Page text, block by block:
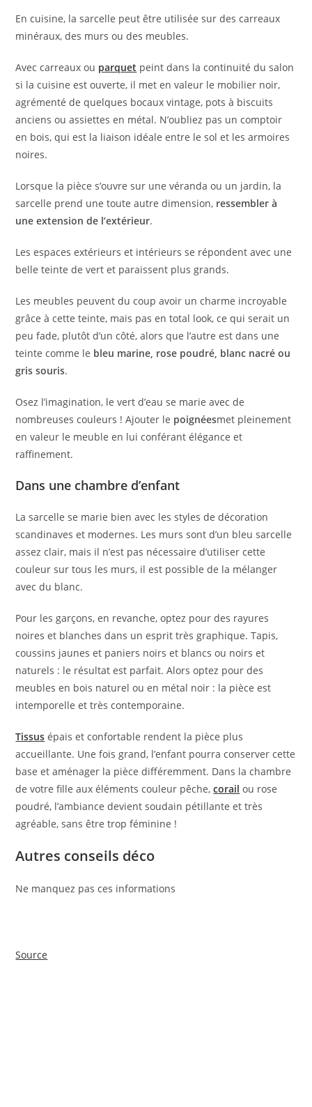
En cuisine, la sarcelle peut être utilisée sur des carreaux
minéraux, des murs ou des meubles.
Avec carreaux ou parquet peint dans la continuité du salon
si la cuisine est ouverte, il met en valeur le mobilier noir,
agrémenté de quelques bocaux vintage, pots à biscuits
anciens ou assiettes en métal. N’oubliez pas un comptoir
en bois, qui est la liaison idéale entre le sol et les armoires
noires.
Lorsque la pièce s’ouvre sur une véranda ou un jardin, la
sarcelle prend une toute autre dimension, ressembler à
une extension de l’extérieur.
Les espaces extérieurs et intérieurs se répondent avec une
belle teinte de vert et paraissent plus grands.
Les meubles peuvent du coup avoir un charme incroyable
grâce à cette teinte, mais pas en total look, ce qui serait un
peu fade, plutôt d’un côté, alors que l’autre est dans une
teinte comme le bleu marine, rose poudré, blanc nacré ou
gris souris.
Osez l’imagination, le vert d’eau se marie avec de
nombreuses couleurs ! Ajouter le poignéesmet pleinement
en valeur le meuble en lui conférant élégance et
raffinement.
Dans une chambre d’enfant
La sarcelle se marie bien avec les styles de décoration
scandinaves et modernes. Les murs sont d’un bleu sarcelle
assez clair, mais il n’est pas nécessaire d’utiliser cette
couleur sur tous les murs, il est possible de la mélanger
avec du blanc.
Pour les garçons, en revanche, optez pour des rayures
noires et blanches dans un esprit très graphique. Tapis,
coussins jaunes et paniers noirs et blancs ou noirs et
naturels : le résultat est parfait. Alors optez pour des
meubles en bois naturel ou en métal noir : la pièce est
intemporelle et très contemporaine.
Tissus épais et confortable rendent la pièce plus
accueillante. Une fois grand, l’enfant pourra conserver cette
base et aménager la pièce différemment. Dans la chambre
de votre fille aux éléments couleur pêche,corail ou rose
poudré, l’ambiance devient soudain pétillante et très
agréable, sans être trop féminine !
Autres conseils déco
Ne manquez pas ces informations
Source